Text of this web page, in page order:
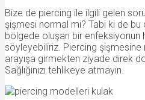
Bize de piercing ile ilgili gelen
şişmesi normal mi? Tabi ki de bu
bölgede oluşan bir enfeksiyonun
söyleyebiliriz. Piercing
arayışa girmekten ziyade direk
Sağlığınızı tehlikeye atmayın.